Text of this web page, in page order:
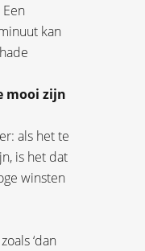
kan
mooi zijn
als het te
is het dat
winsten
‘dan